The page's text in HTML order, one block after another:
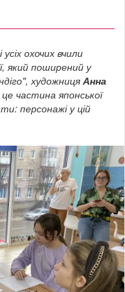
охочих вчили
який поширений у
художниця Анна
частина японської
персонажі у цій